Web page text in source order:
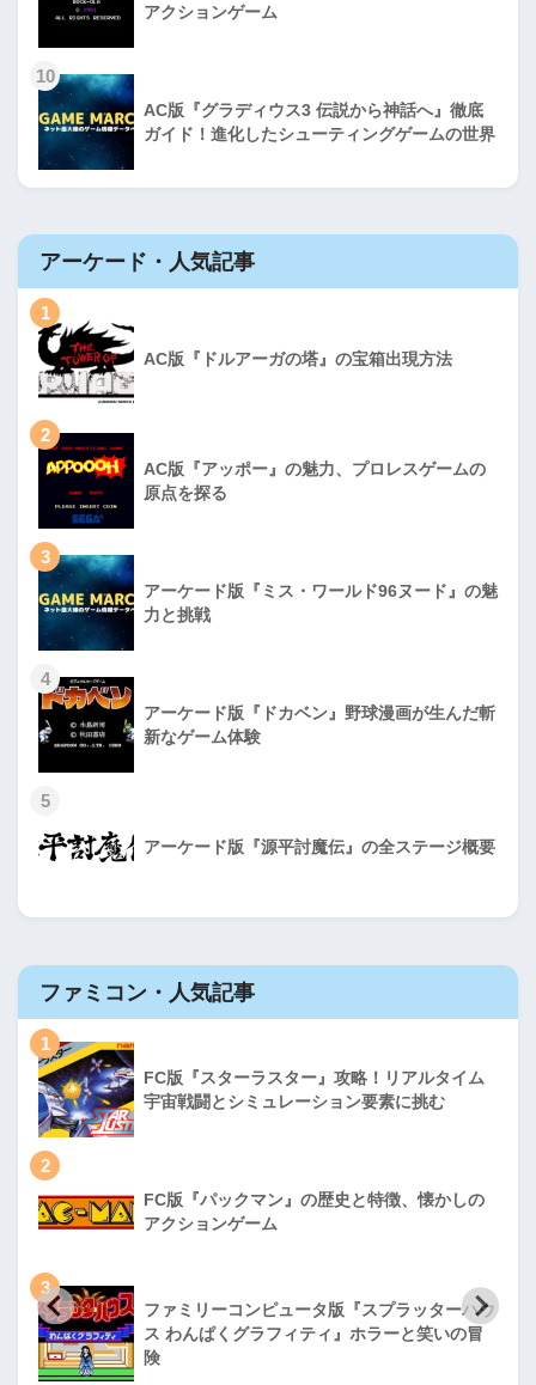
アクションゲーム
10
AC版『グラディウス3 伝説から神話へ』徹底
ガイド！進化したシューティングゲームの世界
アーケード・人気記事
1
AC版『ドルアーガの塔』の宝箱出現方法
2
AC版『アッポー』の魅力、プロレスゲームの
原点を探る
3
アーケード版『ミス・ワールド96ヌード』の魅
力と挑戦
4
アーケード版『ドカベン』野球漫画が生んだ斬
新なゲーム体験
5
アーケード版『源平討魔伝』の全ステージ概要
ファミコン・人気記事
1
FC版『スターラスター』攻略！リアルタイム
宇宙戦闘とシミュレーション要素に挑む
2
FC版『パックマン』の歴史と特徴、懐かしの
アクションゲーム
3
ファミリーコンピュータ版『スプラッターハウ
ス わんぱくグラフィティ』ホラーと笑いの冒
険